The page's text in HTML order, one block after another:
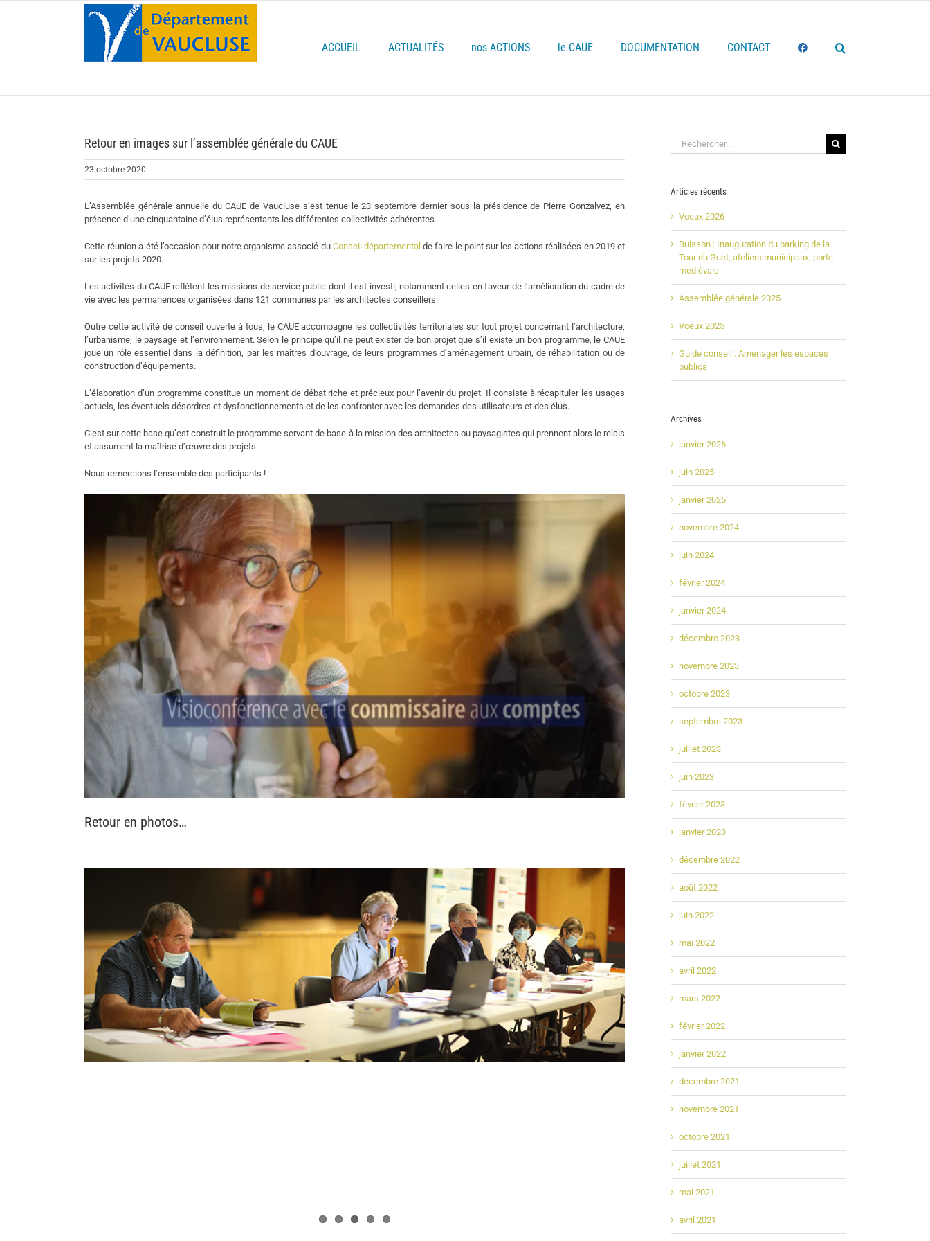
ACCUEIL ACTUALITÉS nos ACTIONS le CAUE DOCUMENTATION CONTACT
Retour en images sur l’assemblée générale du CAUE
23 octobre 2020
L’Assemblée générale annuelle du CAUE de Vaucluse s’est tenue le 23 septembre dernier sous la présidence de Pierre Gonzalvez, en
présence d’une cinquantaine d’élus représentants les différentes collectivités adhérentes.
Cette réunion a été l’occasion pour notre organisme associé du Conseil départemental de faire le point sur les actions réalisées en 2019 et
sur les projets 2020.
Les activités du CAUE reflètent les missions de service public dont il est investi, notamment celles en faveur de l’amélioration du cadre de
vie avec les permanences organisées dans 121 communes par les architectes conseillers.
Outre cette activité de conseil ouverte à tous, le CAUE accompagne les collectivités territoriales sur tout projet concernant l’architecture,
l’urbanisme, le paysage et l’environnement. Selon le principe qu’il ne peut exister de bon projet que s’il existe un bon programme, le CAUE
joue un rôle essentiel dans la définition, par les maîtres d’ouvrage, de leurs programmes d’aménagement urbain, de réhabilitation ou de
construction d’équipements.
L’élaboration d’un programme constitue un moment de débat riche et précieux pour l’avenir du projet. Il consiste à récapituler les usages
actuels, les éventuels désordres et dysfonctionnements et de les confronter avec les demandes des utilisateurs et des élus.
C’est sur cette base qu’est construit le programme servant de base à la mission des architectes ou paysagistes qui prennent alors le relais
et assument la maîtrise d’œuvre des projets.
Nous remercions l’ensemble des participants !
Retour en photos…
Rechercher:
Articles récents
Voeux 2026
Buisson : Inauguration du parking de la
Tour du Guet, ateliers municipaux, porte
médiévale
Assemblée générale 2025
Voeux 2025
Guide conseil : Aménager les espaces
publics
Archives
janvier 2026
juin 2025
janvier 2025
novembre 2024
juin 2024
février 2024
janvier 2024
décembre 2023
novembre 2023
octobre 2023
septembre 2023
juillet 2023
juin 2023
février 2023
janvier 2023
décembre 2022
août 2022
juin 2022
mai 2022
avril 2022
mars 2022
février 2022
janvier 2022
décembre 2021
novembre 2021
octobre 2021
juillet 2021
mai 2021
avril 2021